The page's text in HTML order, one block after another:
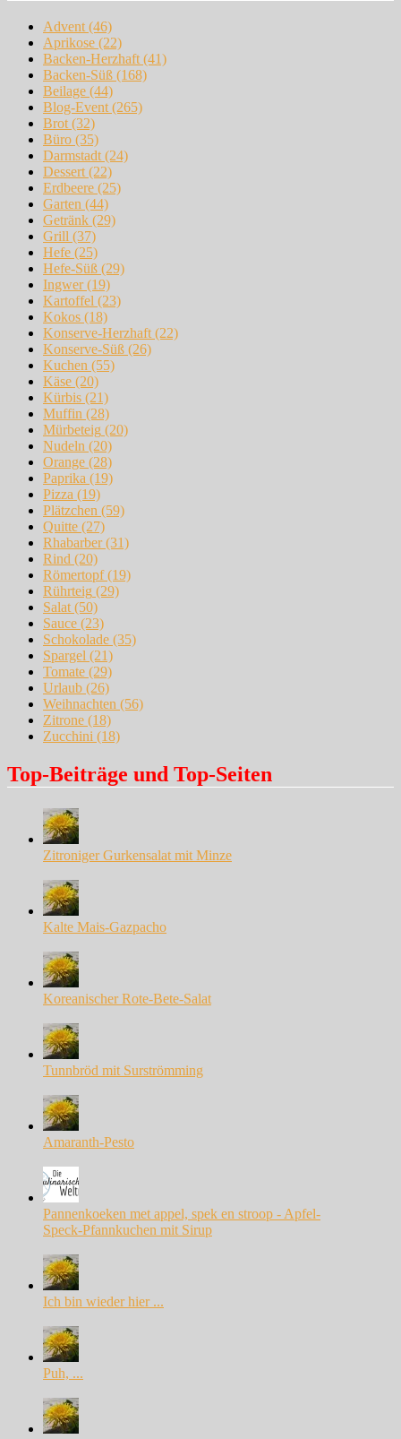
Advent (46)
Aprikose (22)
Backen-Herzhaft (41)
Backen-Süß (168)
Beilage (44)
Blog-Event (265)
Brot (32)
Büro (35)
Darmstadt (24)
Dessert (22)
Erdbeere (25)
Garten (44)
Getränk (29)
Grill (37)
Hefe (25)
Hefe-Süß (29)
Ingwer(19)
Kartoffel (23)
Kokos (18)
Konserve-Herzhaft (22)
Konserve-Süß (26)
Kuchen (55)
Käse (20)
Kürbis (21)
Muffin (28)
Mürbeteig (20)
Nudeln (20)
Orange (28)
Paprika (19)
Pizza (19)
Plätzchen (59)
Quitte (27)
Rhabarber(31)
Rind (20)
Römertopf(19)
Rührteig (29)
Salat (50)
Sauce (23)
Schokolade (35)
Spargel (21)
Tomate (29)
Urlaub (26)
Weihnachten (56)
Zitrone (18)
Zucchini (18)
Top-Beiträge und Top-Seiten
Zitroniger Gurkensalat mit Minze
Kalte Mais-Gazpacho
Koreanischer Rote-Bete-Salat
Tunnbröd mit Surströmming
Amaranth-Pesto
Pannenkoeken met appel, spek en stroop - Apfel-
Speck-Pfannkuchen mit Sirup
Ich bin wieder hier ...
Puh, ...